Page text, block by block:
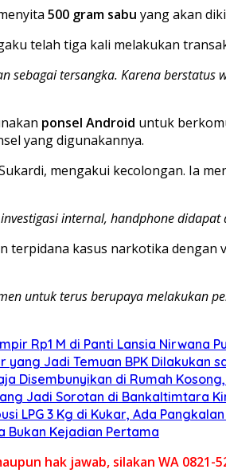
500 gram sabu yang akan
telah tiga kali melakukan
sebagai tersangka. Karena
ponsel Android untuk
yang digunakannya.
mengakui kecolongan. Ia
internal, handphone
terpidana kasus narkotika
untuk terus berupaya melakukan
Rp1 M di Panti Lansia Nirwana
yang Jadi Temuan BPK Dilakukan
Disembunyikan di Rumah
Jadi Sorotan di Bankaltimtara
LPG 3 Kg di Kukar, Ada
Bukan Kejadian Pertama
hak jawab, silakan WA 0821-